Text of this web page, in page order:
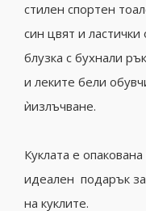
стилен спортен
син цвят и
блузка с бухнали
и леките бели
ѝизлъчване.
Куклата е
идеален подарък
на куклите.